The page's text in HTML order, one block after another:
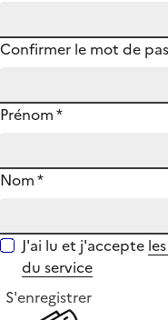
Confirmer le mot de
Prénom*
Nom*
J'ai lu et j'accepte
du service
S'enregistrer